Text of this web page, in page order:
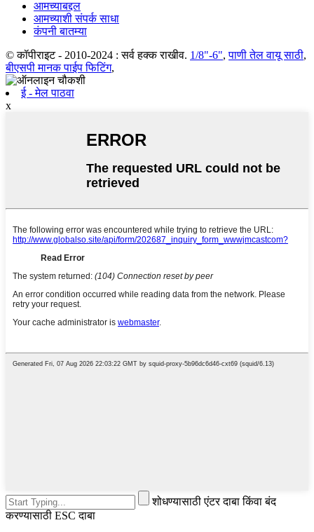
आमच्याबद्दल
आमच्याशी संपर्क साधा
कंपनी बातम्या
© कॉपीराइट - 2010-2024 : सर्व हक्क राखीव. 1/8"-6",पाणी तेल वायू साठी,
बीएसपी मानक पाईप फिटिंग,
ई - मेल पाठवा
x
शोधण्यासाठी एंटर दाबा किंवा बंद
करण्यासाठी ESC दाबा